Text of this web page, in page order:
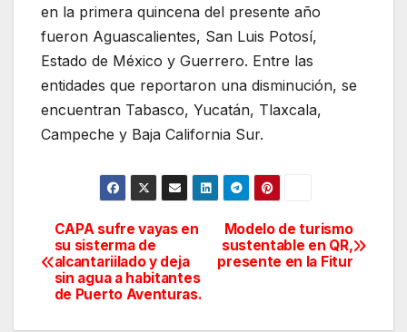
en la primera quincena del presente año
fueron Aguascalientes, San Luis Potosí,
Estado de México y Guerrero. Entre las
entidades que reportaron una disminución, se
encuentran Tabasco, Yucatán, Tlaxcala,
Campeche y Baja California Sur.
Navegación
de
Modelo de turismo
sustentable en QR,
presente en la Fitur
CAPA sufre vayas en
su sisterma de
alcantariilado y deja
sin agua a habitantes
de Puerto Aventuras.